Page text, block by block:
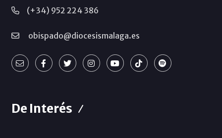
(+34) 952 224 386
obispado@diocesismalaga.es
De Interés